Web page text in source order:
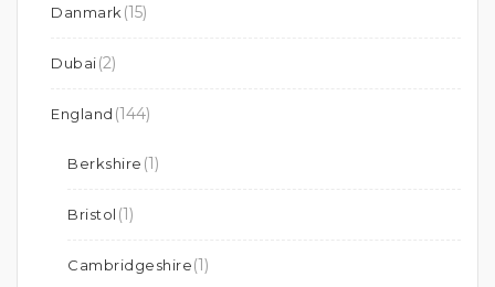
Danmark (15)
Dubai(2)
England (144)
Berkshire (1)
Bristol (1)
Cambridgeshire(1)